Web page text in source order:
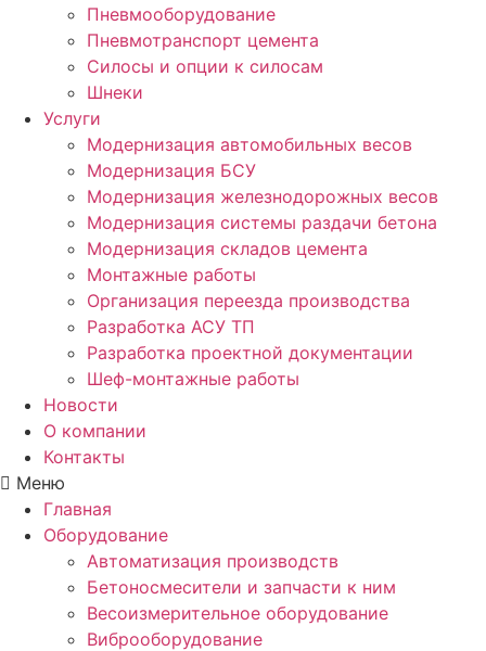
Пневмооборудование
Пневмотранспорт цемента
Силосы и опции к силосам
Шнеки
Услуги
Модернизация автомобильных весов
Модернизация БСУ
Модернизация железнодорожных весов
Модернизация системы раздачи бетона
Модернизация складов цемента
Монтажные работы
Организация переезда производства
Разработка АСУ ТП
Разработка проектной документации
Шеф-монтажные работы
Новости
О компании
Контакты
Меню
Главная
Оборудование
Автоматизация производств
Бетоносмесители и запчасти к ним
Весоизмерительное оборудование
Виброоборудование